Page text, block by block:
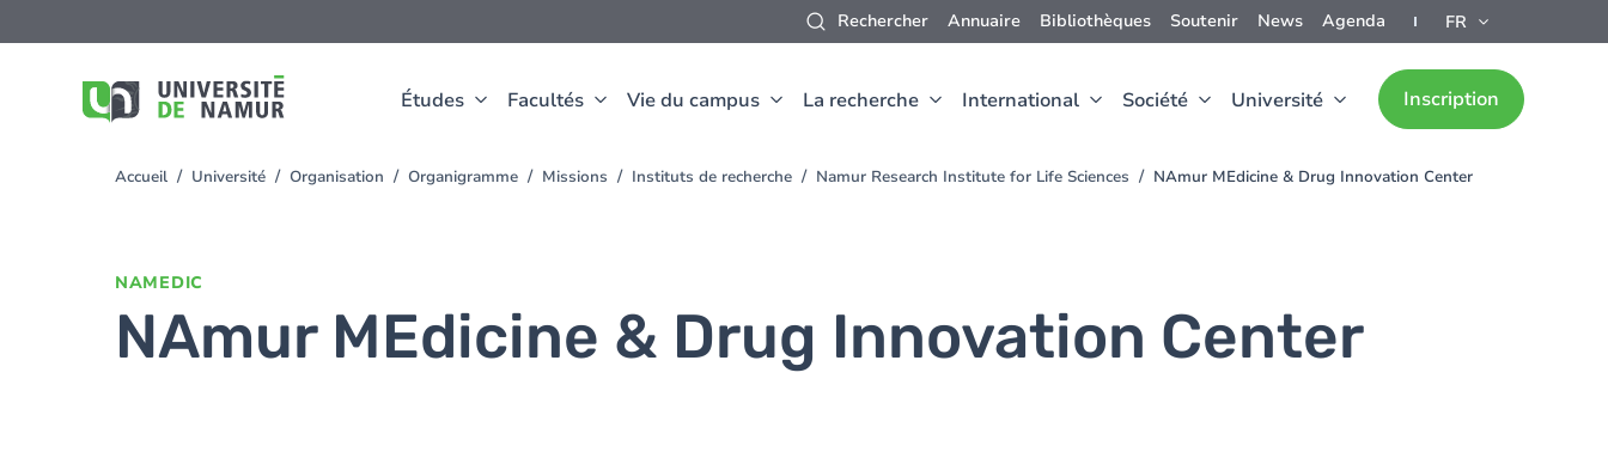
Rechercher Annuaire Bibliothèques Soutenir News Agenda FR
Études Facultés Vie du campus La recherche International Société Université Inscription
au
You
Accueil Université Organisation Organigramme Missions Instituts de recherche Namur Research Institute for Life Sciences NAmur MEdicine & Drug Innovation Center
NAMEDIC
NAmur MEdicine & Drug Innovation Center